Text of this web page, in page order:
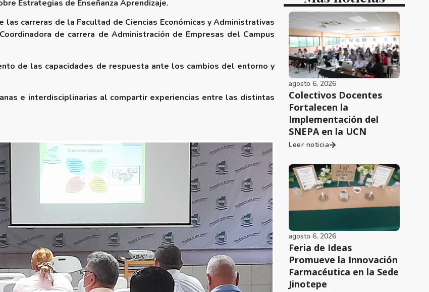
Docente
Estelí
Estrategias de Enseñanza Aprendizaje.
carreras de la Facultad de Ciencias Económicas y Administrativas
de carrera de Administración de Empresas del Campus
de las capacidades de respuesta ante los cambios del entorno y
e interdisciplinarias al compartir experiencias entre las distintas
agosto 6, 2026
Colectivos Docentes
Fortalecen la
Implementación del
SNEPA en la UCN
Leer noticia
agosto 6, 2026
Feria de Ideas
Promueve la Innovación
Farmacéutica en la Sede
Jinotepe